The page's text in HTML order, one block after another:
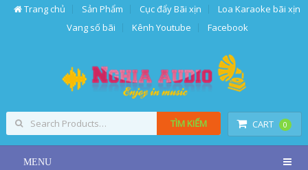
Trang chủ Sản Phẩm Cục đẩy Bãi xịn
Loa Karaoke bãi xịn
Vang số bãi
Kênh Youtube Facebook
CART 0
TÌM KIẾM
MENU